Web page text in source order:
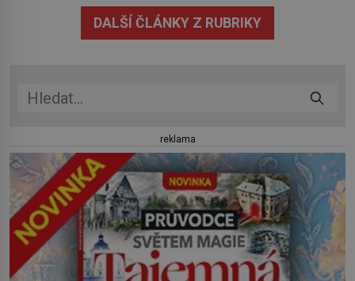
lidstvo pracovalo. Chrání strom před infekcí, hmyzem a
vysycháním. Dá se říct, že je to přírodní […]
DALŠÍ ČLÁNKY Z RUBRIKY
reklama